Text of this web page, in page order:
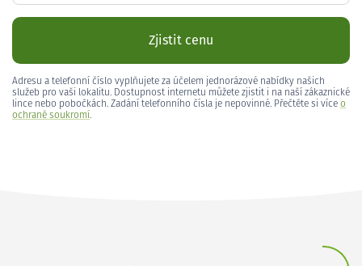
Zjistit cenu
Adresu a telefonní číslo vyplňujete za účelem jednorázové nabídky našich
služeb pro vaši lokalitu. Dostupnost internetu můžete zjistit i na naší zákaznické
lince nebo pobočkách. Zadání telefonního čísla je nepovinné. Přečtěte si více o
ochraně soukromí.